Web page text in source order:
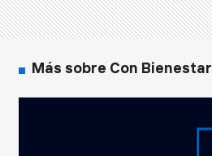
Más sobre Con Bienestar